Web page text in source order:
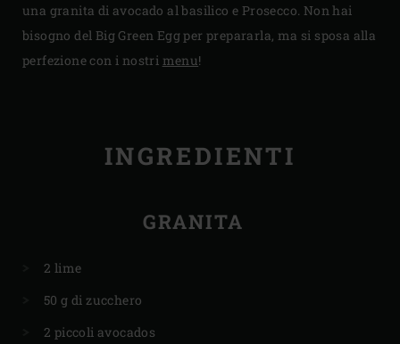
una granita di avocado al basilico e Prosecco. Non hai
bisogno del Big Green Egg per prepararla, ma si sposa alla
perfezione con i nostri menu!
INGREDIENTI
GRANITA
2 lime
50 g di zucchero
2 piccoli avocados